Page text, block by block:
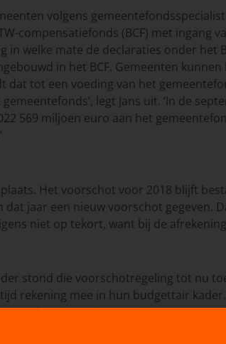
volgens
compensatiefonds (BCF) met ingang
in welke mate de declaraties onder het
in het BCF. Gemeenten
dat tot een voeding van het
legt Jans uit. ‘In de
569 miljoen euro aan het
Het voorschot voor 2018 blijft
jaar een nieuw voorschot gegeven.
niet op tekort, want bij de
stond die voorschotregeling tot nu
rekening mee in hun budgettair
hun begrotingen zullen moeten